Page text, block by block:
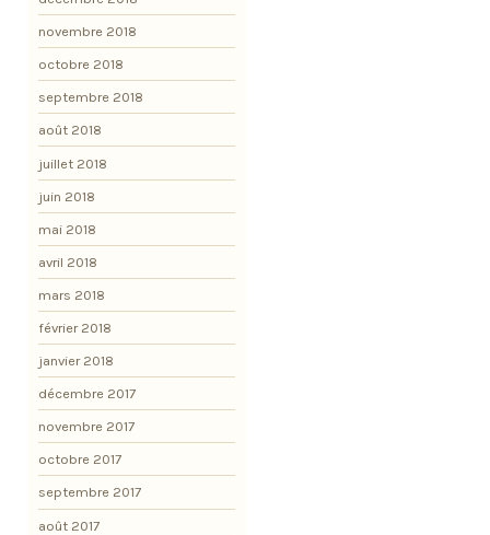
novembre 2018
octobre 2018
septembre 2018
août 2018
juillet 2018
juin 2018
mai 2018
avril 2018
mars 2018
février 2018
janvier 2018
décembre 2017
novembre 2017
octobre 2017
septembre 2017
août 2017